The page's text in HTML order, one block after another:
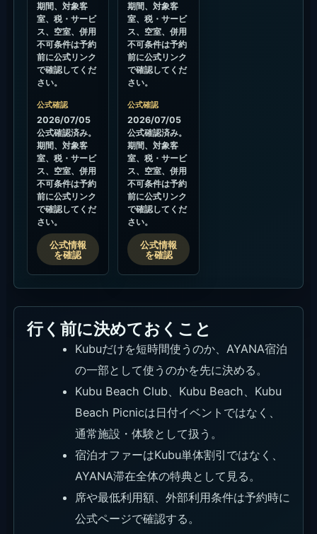
期間、対象客
室、税・サービ
ス、空室、併用
不可条件は予約
前に公式リンク
で確認してくだ
さい。
公式確認
2026/07/05
公式確認済み。
期間、対象客
室、税・サービ
ス、空室、併用
不可条件は予約
前に公式リンク
で確認してくだ
さい。
公式情報
を確認
期間、対象客
室、税・サービ
ス、空室、併用
不可条件は予約
前に公式リンク
で確認してくだ
さい。
公式確認
2026/07/05
公式確認済み。
期間、対象客
室、税・サービ
ス、空室、併用
不可条件は予約
前に公式リンク
で確認してくだ
さい。
公式情報
を確認
行く前に決めておくこと
Kubuだけを短時間使うのか、AYANA宿泊
の一部として使うのかを先に決める。
Kubu Beach Club、Kubu Beach、Kubu
Beach Picnicは日付イベントではなく、
通常施設・体験として扱う。
宿泊オファーはKubu単体割引ではなく、
AYANA滞在全体の特典として見る。
席や最低利用額、外部利用条件は予約時に
公式ページで確認する。